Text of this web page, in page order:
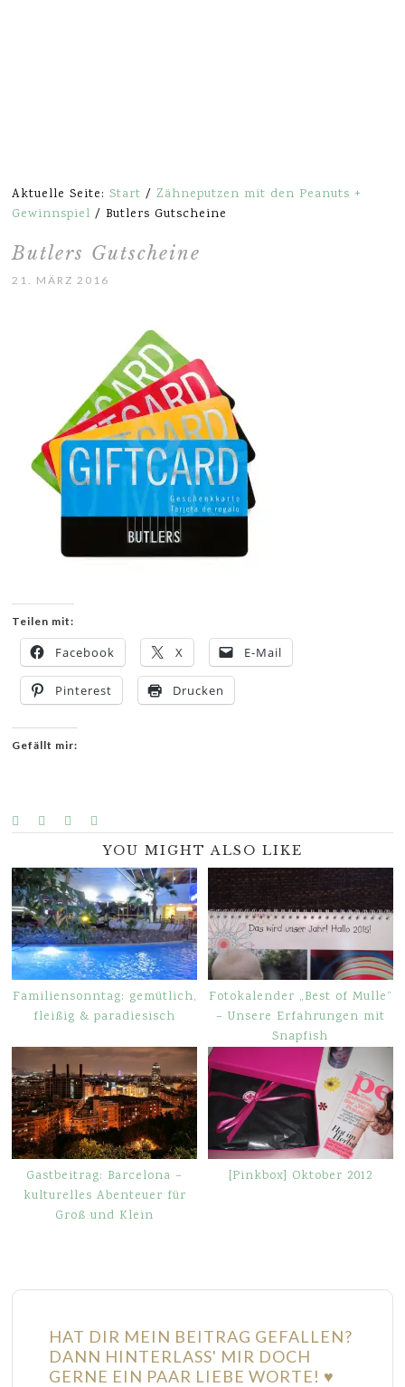
Aktuelle Seite:Start / Zähneputzen mit den Peanuts +
Gewinnspiel / Butlers Gutscheine
Butlers Gutscheine
21. MÄRZ 2016
Teilen mit:
Facebook X E-Mail
Pinterest Drucken
Gefällt mir:
YOU MIGHT ALSO LIKE
Familiensonntag: gemütlich,
fleißig & paradiesisch
Fotokalender „Best of Mulle“
– Unsere Erfahrungen mit
Snapfish
Gastbeitrag: Barcelona –
kulturelles Abenteuer für
Groß und Klein
[Pinkbox] Oktober 2012
HAT DIR MEIN BEITRAG GEFALLEN?
DANN HINTERLASS' MIR DOCH
GERNE EIN PAAR LIEBE WORTE! ♥